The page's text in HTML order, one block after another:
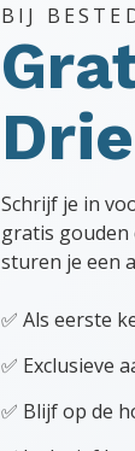
BIJ
Schrijf je in
gratis gouden
sturen je een
✅ Als eerste
✅ Exclusieve
✅ Blijf op de